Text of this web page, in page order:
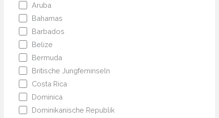
Aruba
Bahamas
Barbados
Belize
Bermuda
Britische Jungferninseln
Costa Rica
Dominica
Dominikanische Republik